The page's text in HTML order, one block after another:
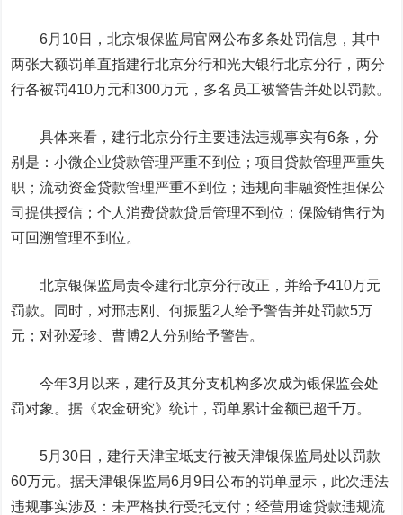
6月10日，北京银保监局官网公布多条处罚信息，其中
两张大额罚单直指建行北京分行和光大银行北京分行，两分
行各被罚410万元和300万元，多名员工被警告并处以罚款。
具体来看，建行北京分行主要违法违规事实有6条，分
别是：小微企业贷款管理严重不到位；项目贷款管理严重失
职；流动资金贷款管理严重不到位；违规向非融资性担保公
司提供授信；个人消费贷款贷后管理不到位；保险销售行为
可回溯管理不到位。
北京银保监局责令建行北京分行改正，并给予410万元
罚款。同时，对邢志刚、何振盟2人给予警告并处罚款5万
元；对孙爱珍、曹博2人分别给予警告。
今年3月以来，建行及其分支机构多次成为银保监会处
罚对象。据《农金研究》统计，罚单累计金额已超千万。
5月30日，建行天津宝坻支行被天津银保监局处以罚款
60万元。据天津银保监局6月9日公布的罚单显示，此次违法
违规事实涉及：未严格执行受托支付；经营用途贷款违规流